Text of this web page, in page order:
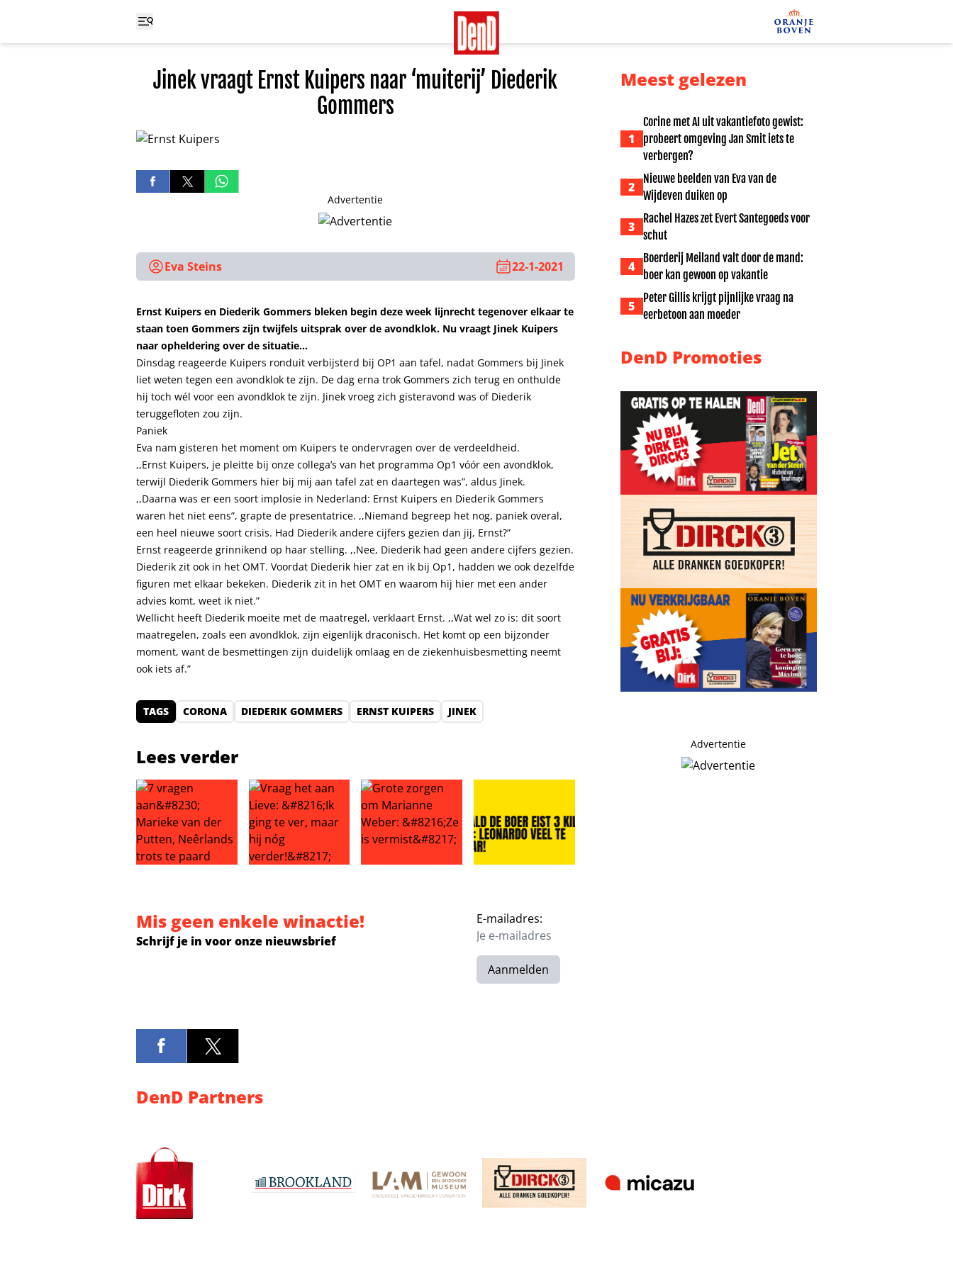
Jinek vraagt Ernst Kuipers naar ‘muiterij’ Diederik
Gommers
Advertentie
Eva Steins 22-1-2021
Ernst Kuipers en Diederik Gommers bleken begin deze week lijnrecht tegenover elkaar te
staan toen Gommers zijn twijfels uitsprak over de avondklok. Nu vraagt Jinek Kuipers
naar opheldering over de situatie…
Dinsdag reageerde Kuipers ronduit verbijsterd bij OP1 aan tafel, nadat Gommers bij Jinek
liet weten tegen een avondklok te zijn. De dag erna trok Gommers zich terug en onthulde
hij toch wél voor een avondklok te zijn. Jinek vroeg zich gisteravond was of Diederik
teruggefloten zou zijn.
Paniek
Eva nam gisteren het moment om Kuipers te ondervragen over de verdeeldheid.
,,Ernst Kuipers, je pleitte bij onze collega’s van het programma Op1 vóór een avondklok,
terwijl Diederik Gommers hier bij mij aan tafel zat en daartegen was”, aldus Jinek.
,,Daarna was er een soort implosie in Nederland: Ernst Kuipers en Diederik Gommers
waren het niet eens”, grapte de presentatrice. ,,Niemand begreep het nog, paniek overal,
een heel nieuwe soort crisis. Had Diederik andere cijfers gezien dan jij, Ernst?”
Ernst reageerde grinnikend op haar stelling. ,,Nee, Diederik had geen andere cijfers gezien.
Diederik zit ook in het OMT. Voordat Diederik hier zat en ik bij Op1, hadden we ook dezelfde
figuren met elkaar bekeken. Diederik zit in het OMT en waarom hij hier met een ander
advies komt, weet ik niet.”
Wellicht heeft Diederik moeite met de maatregel, verklaart Ernst. ,,Wat wel zo is: dit soort
maatregelen, zoals een avondklok, zijn eigenlijk draconisch. Het komt op een bijzonder
moment, want de besmettingen zijn duidelijk omlaag en de ziekenhuisbesmetting neemt
ook iets af.”
TAGS CORONA DIEDERIK GOMMERS ERNST KUIPERS JINEK
Lees verder
Meest gelezen
1
Corine met AI uit vakantiefoto gewist:
probeert omgeving Jan Smit iets te
verbergen?
2
Nieuwe beelden van Eva van de
Wijdeven duiken op
3
Rachel Hazes zet Evert Santegoeds voor
schut
4
Boerderij Meiland valt door de mand:
boer kan gewoon op vakantie
5
Peter Gillis krijgt pijnlijke vraag na
eerbetoon aan moeder
DenD Promoties
Advertentie
Mis geen enkele winactie!
Schrijf je in voor onze nieuwsbrief
E-mailadres:
Aanmelden
DenD Partners